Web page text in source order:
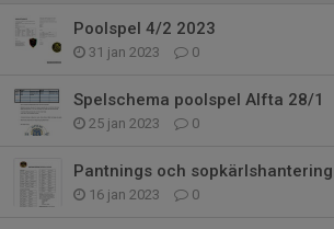
Poolspel 4/2 2023
31 jan 2023 0
Spelschema poolspel Alfta 28/1
25 jan 2023 0
Pantnings och
16 jan 2023 0